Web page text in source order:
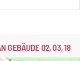
GEBÄUDE 02, 03, 18